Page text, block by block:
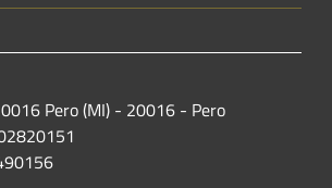
Pero (MI) - 20016 - Pero